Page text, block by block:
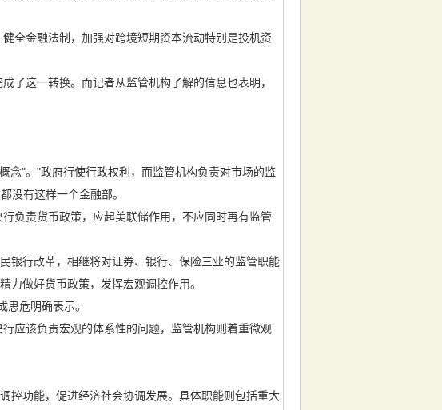
金融法制，加强对跨境短期资本流动特别是投机资
这一转换。而记者从监管机构了解的信息也表明，
"。"政府行使行政权利，而监管机构负责对市场的监
没有这样一个金融部。
责货币政策，应起美联储作用，不应同时再有监管
行改革，相继将对证券、银行、保险三业的监管职能
做好货币政策，发挥宏观调控作用。
危明确表示。
该负责宏观的体系性的问题，监管机构则着重微观
功能，促进经济社会协调发展。具体职能则包括重大